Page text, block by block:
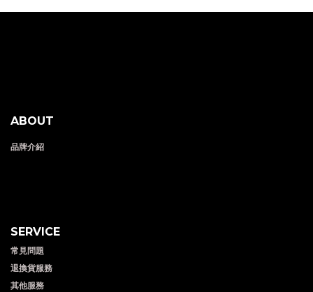
ABOUT
品牌介紹
SERVICE
常見問題
退換貨服務
其他服務